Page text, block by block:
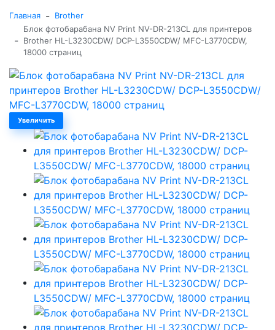
Главная - Brother
-
Блок фотобарабана NV Print NV-DR-213CL для принтеров
Brother HL-L3230CDW/ DCP-L3550CDW/ MFC-L3770CDW,
18000 страниц
Увеличить